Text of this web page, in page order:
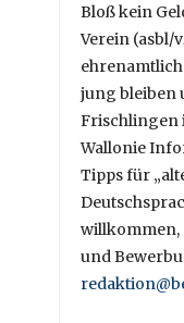
Bloß kein
Verein (asbl/
jung bleiben
Frischlingen
Wallonie
Tipps für
willkommen,
und